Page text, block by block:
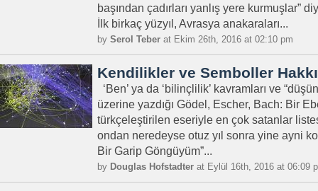
başından çadırları yanlış yere kurmuşlar”
İlk birkaç yüzyıl, Avrasya anakaraları...
by Serol Teber at Ekim 26th, 2016 at 02:10 pm
Kendilikler ve Semboller
‘Ben’ ya da ‘bilinçlilik’ kavramları ve
üzerine yazdığı Gödel, Escher, Bach: Bir
türkçeleştirilen eseriyle en çok satanlar
ondan neredeyse otuz yıl sonra yine ayni
Bir Garip Göngüyüm”...
by Douglas Hofstadter at Eylül 16th, 2016 at 06:09